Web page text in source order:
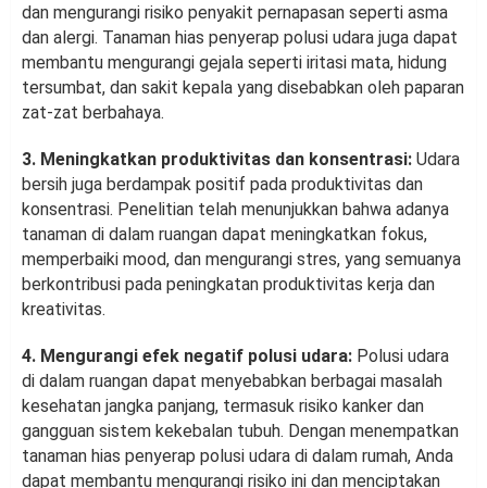
dan mengurangi risiko penyakit pernapasan seperti asma
dan alergi. Tanaman hias penyerap polusi udara juga dapat
membantu mengurangi gejala seperti iritasi mata, hidung
tersumbat, dan sakit kepala yang disebabkan oleh paparan
zat-zat berbahaya.
3. Meningkatkan produktivitas dan konsentrasi: Udara
bersih juga berdampak positif pada produktivitas dan
konsentrasi. Penelitian telah menunjukkan bahwa adanya
tanaman di dalam ruangan dapat meningkatkan fokus,
memperbaiki mood, dan mengurangi stres, yang semuanya
berkontribusi pada peningkatan produktivitas kerja dan
kreativitas.
4. Mengurangi efek negatif polusi udara: Polusi udara
di dalam ruangan dapat menyebabkan berbagai masalah
kesehatan jangka panjang, termasuk risiko kanker dan
gangguan sistem kekebalan tubuh. Dengan menempatkan
tanaman hias penyerap polusi udara di dalam rumah, Anda
dapat membantu mengurangi risiko ini dan menciptakan